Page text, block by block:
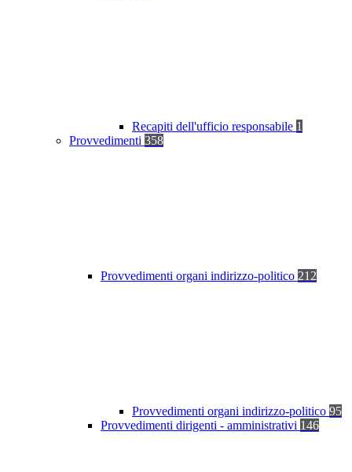
Recapiti dell'ufficio responsabile 1
Provvedimenti 358
Provvedimenti organi indirizzo-politico 212
Provvedimenti organi indirizzo-politico 95
Provvedimenti dirigenti - amministrativi 146